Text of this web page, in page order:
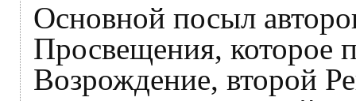
Основной посыл
Просвещения, которое
Возрождение, второй